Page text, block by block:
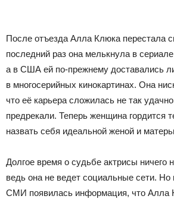
После отъезда Алла Клюка перестала
последний раз она мелькнула в
а в США ей по-прежнему доставались
в многосерийных кинокартинах. Она
что её карьера сложилась не так
предрекали. Теперь женщина гордится
назвать себя идеальной женой и
Долгое время о судьбе актрисы
ведь она не ведет социальные сети. Но
СМИ появилась информация, что Алла